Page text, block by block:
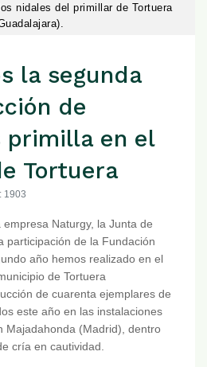
nidales del primillar de Tortuera
la segunda
de
primilla en el
Tortuera
1903
Naturgy, la Junta de
participación de la Fundación
año hemos realizado en el
de Tortuera
de cuarenta ejemplares de
este año en las instalaciones
Majadahonda (Madrid), dentro
cría en cautividad.